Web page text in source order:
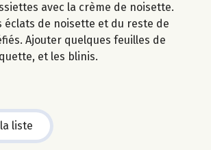
avec la crème de noisette.
éclats de noisette et du reste de
Ajouter quelques feuilles de
et les blinis.
liste